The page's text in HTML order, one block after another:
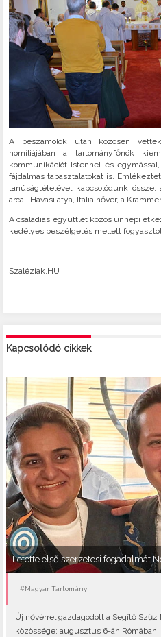
A beszámolók után közösen
homíliájában a tartományfőnök
kommunikációt Istennel és
fájdalmas tapasztalatokat is.
tanúságtételével kapcsolódunk
arcai: Havasi atya, Itália nővér, a
A családias együttlét közös ünnepi
kedélyes beszélgetés mellett
Szaléziak.HU
Kapcsolódó cikkek
Letette első szerzetesi fogadalmát
#Magyar Tartomány
Új nővérrel gazdagodott a Segítő
közössége: augusztus 6-án